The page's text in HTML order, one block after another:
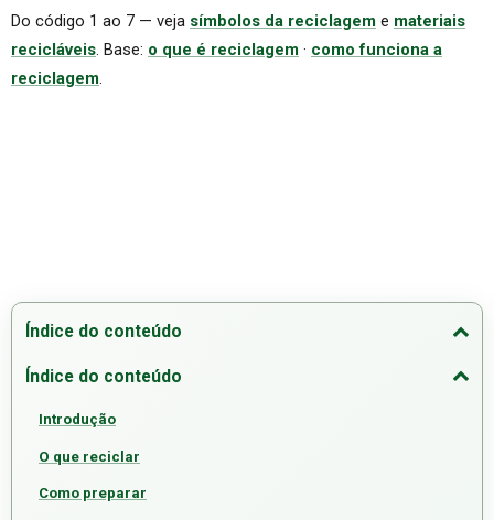
Do código 1 ao 7 — veja símbolos da reciclagem e materiais
recicláveis. Base: o que é reciclagem · como funciona a
reciclagem.
Índice do conteúdo
Índice do conteúdo
Introdução
O que reciclar
Como preparar